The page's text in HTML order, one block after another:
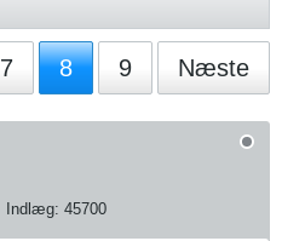
7 8 9 Næste
Indlæg: 45700